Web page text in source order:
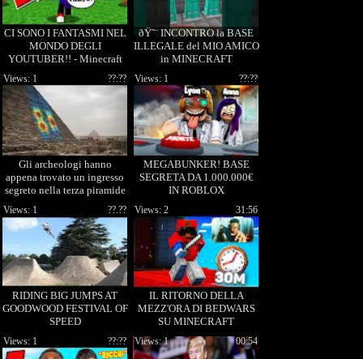
CI SONO I FANTASMI NEL
MONDO DEGLI
YOUTUBER!! - Minecraft
BIG VANILLA EP.4
ðŸ˜¨ INCONTRO la BASE
ILLEGALE del MIO AMICO
in MINECRAFT
Gli archeologi hanno
appena trovato un ingresso
segreto nella terza piramide
??:??
Views: 1
MEGABUNKER! BASE
SEGRETA DA 1.000.000€
IN ROBLOX
??:??
Views: 1
RIDING BIG JUMPS AT
GOODWOOD FESTIVAL OF
SPEED
??.??
Views: 1
IL RITORNO DELLA
MEZZ'ORA DI BEDWARS
SU MINECRAFT
31:56
Views: 2
??:??
Views: 1 00:54
Views: 1